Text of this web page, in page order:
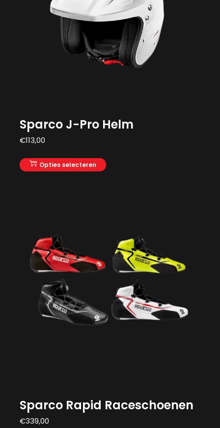
Sparco J-Pro Helm
€113,00
Opties selecteren
Sparco Rapid Raceschoenen
€339,00